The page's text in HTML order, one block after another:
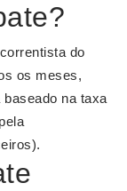
do
os meses,
baseado na taxa